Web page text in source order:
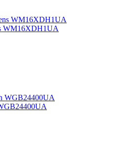
WM16XDH1UA